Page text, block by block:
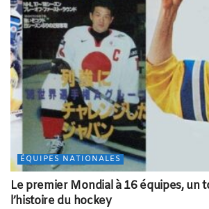
ÉQUIPES NATIONALES
Le premier Mondial à 16 équipes, un
l’histoire du hockey